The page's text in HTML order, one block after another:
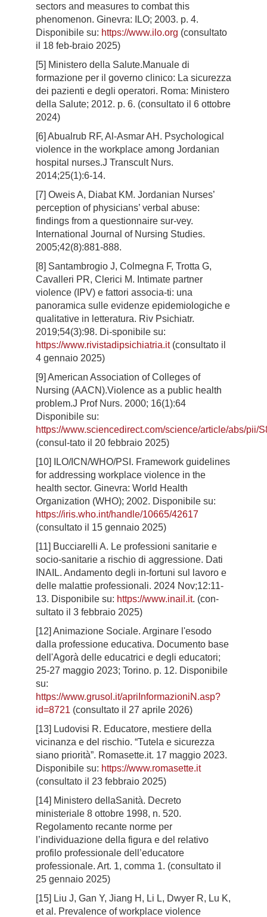
sectors and measures to combat this
phenomenon. Ginevra: ILO; 2003. p. 4.
Disponibile su: https://www.ilo.org (consultato
il 18 feb-braio 2025)
[5] Ministero della Salute.Manuale di
formazione per il governo clinico: La sicurezza
dei pazienti e degli operatori. Roma: Ministero
della Salute; 2012. p. 6. (consultato il 6 ottobre
2024)
[6] Abualrub RF, Al-Asmar AH. Psychological
violence in the workplace among Jordanian
hospital nurses.J Transcult Nurs.
2014;25(1):6-14.
[7] Oweis A, Diabat KM. Jordanian Nurses’
perception of physicians’ verbal abuse:
findings from a questionnaire sur-vey.
International Journal of Nursing Studies.
2005;42(8):881-888.
[8] Santambrogio J, Colmegna F, Trotta G,
Cavalleri PR, Clerici M. Intimate partner
violence (IPV) e fattori associa-ti: una
panoramica sulle evidenze epidemiologiche e
qualitative in letteratura. Riv Psichiatr.
2019;54(3):98. Di-sponibile su:
https://www.rivistadipsichiatria.it(consultato il
4 gennaio 2025)
[9] American Association of Colleges of
Nursing (AACN).Violence as a public health
problem.J Prof Nurs. 2000; 16(1):64
Disponibile su:
https://www.sciencedirect.com/science/article/abs/pii/
(consul-tato il 20 febbraio 2025)
[10] ILO/ICN/WHO/PSI. Framework guidelines
for addressing workplace violence in the
health sector. Ginevra: World Health
Organization (WHO); 2002. Disponibile su:
https://iris.who.int/handle/10665/42617
(consultato il 15 gennaio 2025)
[11] Bucciarelli A. Le professioni sanitarie e
socio-sanitarie a rischio di aggressione. Dati
INAIL. Andamento degli in-fortuni sul lavoro e
delle malattie professionali. 2024 Nov;12:11-
13. Disponibile su: https://www.inail.it. (con-
sultato il 3 febbraio 2025)
[12] Animazione Sociale. Arginare l'esodo
dalla professione educativa. Documento base
dell'Agorà delle educatrici e degli educatori;
25-27 maggio 2023; Torino. p. 12. Disponibile
su:
https://www.grusol.it/apriInformazioniN.asp?
id=8721 (consultato il 27 aprile 2026)
[13] Ludovisi R. Educatore, mestiere della
vicinanza e del rischio. “Tutela e sicurezza
siano priorità”. Romasette.it. 17 maggio 2023.
Disponibile su: https://www.romasette.it
(consultato il 23 febbraio 2025)
[14] Ministero dellaSanità. Decreto
ministeriale 8 ottobre 1998, n. 520.
Regolamento recante norme per
l’individuazione della figura e del relativo
profilo professionale dell’educatore
professionale. Art. 1, comma 1. (consultato il
25 gennaio 2025)
[15] Liu J, Gan Y, Jiang H, Li L, Dwyer R, Lu K,
et al. Prevalence of workplace violence